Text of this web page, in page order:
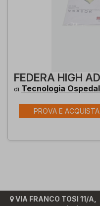
FEDERA HIGH
di Tecnologia
PROVA E
VIA FRANCO TOSI 11/A,